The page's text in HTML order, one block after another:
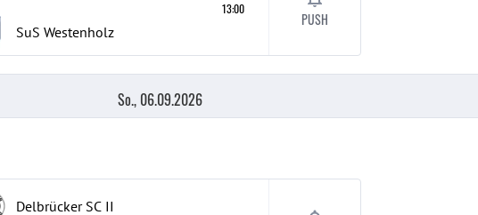
SuS Westenholz
13:00
PUSH
So., 06.09.2026
Delbrücker SC II